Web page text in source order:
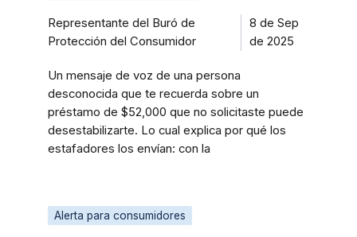
Representante del Buró de
Protección del Consumidor
8 de Sep
de 2025
Un mensaje de voz de una persona
desconocida que te recuerda sobre un
préstamo de $52,000 que no solicitaste puede
desestabilizarte. Lo cual explica por qué los
estafadores los envían: con la
Alerta para consumidores